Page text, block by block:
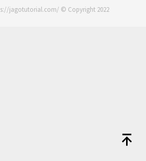
jagotutorial.com/ © Copyright 2022